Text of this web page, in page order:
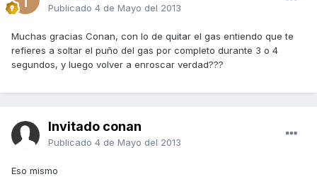
Publicado 4 de Mayo del 2013
Muchas gracias Conan, con lo de quitar el gas entiendo que te
refieres a soltar el puño del gas por completo durante 3 o 4
segundos, y luego volver a enroscar verdad???
Invitado conan
Publicado 4 de Mayo del 2013
Eso mismo